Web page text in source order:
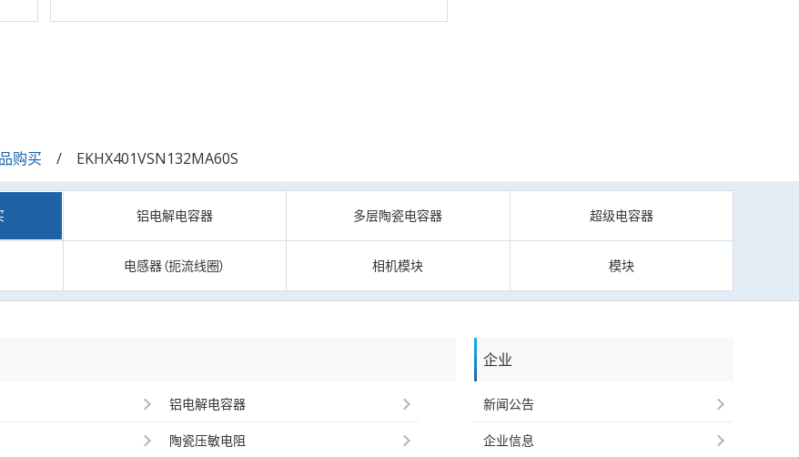
购买 EKHX401VSN132MA60S
铝电解电容器 多层陶瓷电容器 超级电容器
电感器（扼流线圈） 相机模块 模块
铝电解电容器
陶瓷压敏电阻
企业
新闻公告
企业信息